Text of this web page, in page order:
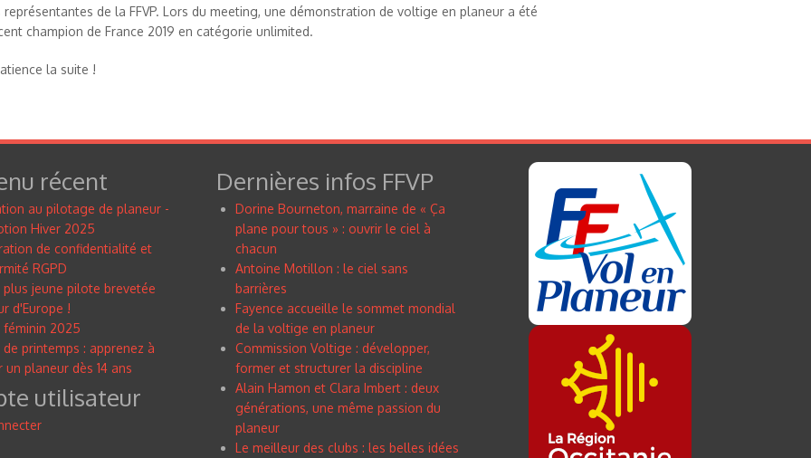
de la FFVP. Lors du meeting, une démonstration de voltige en planeur a été
champion de France 2019 en catégorie unlimited.
la suite !
récent
au pilotage de planeur -
Hiver 2025
de confidentialité et
RGPD
plus jeune pilote brevetée
d'Europe !
féminin 2025
de printemps : apprenez à
un planeur dès 14 ans
utilisateur
Dernières infos FFVP
Dorine Bourneton, marraine de « Ça
plane pour tous » : ouvrir le ciel à
chacun
Antoine Motillon : le ciel sans
barrières
Fayence accueille le sommet mondial
de la voltige en planeur
Commission Voltige : développer,
former et structurer la discipline
Alain Hamon et Clara Imbert : deux
générations, une même passion du
planeur
Le meilleur des clubs : les belles idées